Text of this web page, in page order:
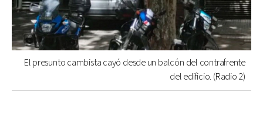
El presunto cambista cayó desde un balcón del contrafrente
del edificio. (Radio 2)